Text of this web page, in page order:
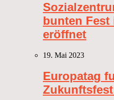
bunten Fest
eröffnet
19. Mai 2023
Europatag